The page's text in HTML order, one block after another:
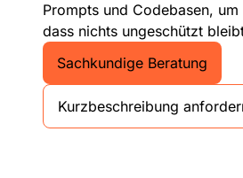
Prompts und Codebasen,
dass nichts ungeschützt
Sachkundige Beratung
Kurzbeschreibung